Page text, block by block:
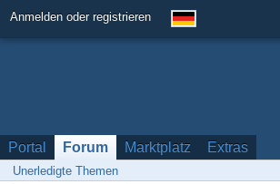
Anmelden oder registrieren
Portal Forum Marktplatz Extras
Unerledigte Themen